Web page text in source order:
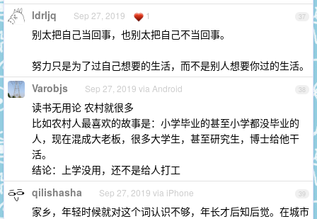
37
ldrljq Sep 27, 2019 1
别太把自己当回事，也别太把自己不当回事。
努力只是为了过自己想要的生活，而不是别人想要你过的生活。
38
Varobjs Sep 27, 2019 via Android
读书无用论 农村就很多
比如农村人最喜欢的故事是：小学毕业的甚至小学都没毕业的
人，现在混成大老板，很多大学生，甚至研究生，博士给他干
活。
结论：上学没用，还不是给人打工
39
qilishasha Sep 27, 2019 via iPhone
家乡，年轻时候就对这个词认识不够，年长才后知后觉。在城市